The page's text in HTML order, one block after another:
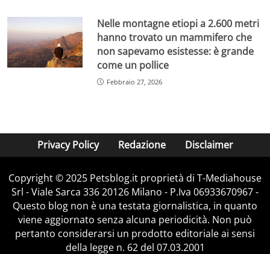
Nelle montagne etiopi a 2.600 metri
hanno trovato un mammifero che
non sapevamo esistesse: è grande
come un pollice
Febbraio 27, 2026
Privacy Policy Redazione Disclaimer
Copyright © 2025 Petsblog.it proprietà di T-Mediahouse
Srl - Viale Sarca 336 20126 Milano - P.Iva 06933670967 -
Questo blog non è una testata giornalistica, in quanto
viene aggiornato senza alcuna periodicità. Non può
pertanto considerarsi un prodotto editoriale ai sensi
della legge n. 62 del 07.03.2001